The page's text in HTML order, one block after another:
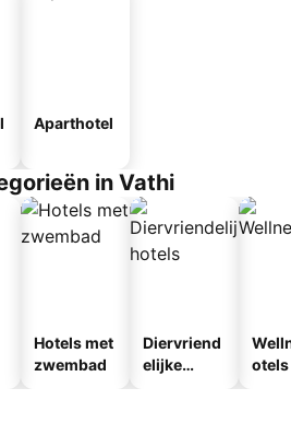
Aparthotel
in Vathi
Hotels met
zwembad
Diervriend
elijke
otels